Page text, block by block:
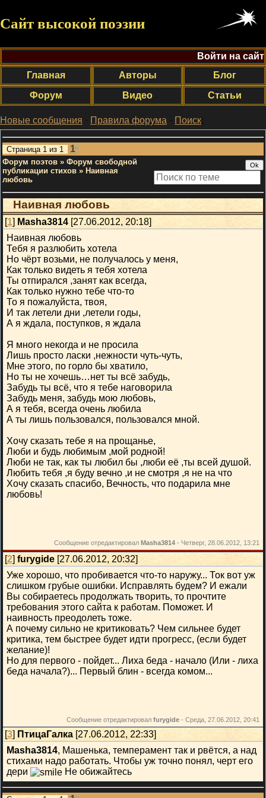
Сайт высокой поэзии
Войти на сайт
Главная
Авторы
Блог
Форум
Видео Статьи
Новые сообщения · Правила форума · Поиск;
Страница 1 из 1 1
Форум поэтов » Форум свободной
публикации стихов » Наивная
любовь
Наивная любовь
[1] Masha3814 [27.06.2012, 20:18]
Наивная любовь
Тебя я разлюбить хотела
Но чёрт возьми, не получалось у меня,
Как только видеть я тебя хотела
Ты отпирался ,занят как всегда,
Как только нужно тебе что-то
То я пожалуйста, твоя,
И так летели дни ,летели годы,
А я ждала, поступков, я ждала
Я много некогда и не просила
Лишь просто ласки ,нежности чуть-чуть,
Мне этого, по горло бы хватило,
Но ты не хочешь…нет ты всё забудь,
Забудь ты всё, что я тебе наговорила
Забудь меня, забудь мою любовь,
А я тебя, всегда очень любила
А ты лишь пользовался, пользовался мной.
Хочу сказать тебе я на прощанье,
Люби и будь любимым ,мой родной!
Люби не так, как ты любил бы ,люби её ,ты всей душой.
Любить тебя ,я буду вечно ,и не смотря ,я не на что
Хочу сказать спасибо, Вечность, что подарила мне
любовь!
Сообщение отредактировал Masha3814 - Четверг, 28.06.2012, 13:21
[2] furygide [27.06.2012, 20:32]
Уже хорошо, что пробивается что-то наружу... Ток вот уж
слишком грубые ошибки. Исправлять будем? И ежали
Вы собираетесь продолжать творить, то прочтите
требования этого сайта к работам. Поможет. И
наивность преодолеть тоже.
А почему сильно не критиковать? Чем сильнее будет
критика, тем быстрее будет идти прогресс, (если будет
желание)!
Но для первого - пойдет... Лиха беда - начало (Или - лиха
беда начала?)... Первый блин - всегда комом...
Сообщение отредактировал furygide - Среда, 27.06.2012, 20:41
[3] ПтицаГалка [27.06.2012, 22:33]
Masha3814, Машенька, темперамент так и рвётся, а над
стихами надо работать. Чтобы уж точно понял, черт его
дери
Не обижайтесь